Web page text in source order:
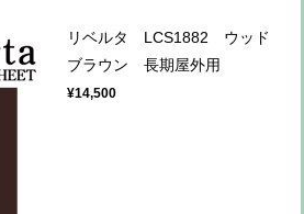
リベルタ LCS1882 ウッド
ブラウン 長期屋外用
¥14,500